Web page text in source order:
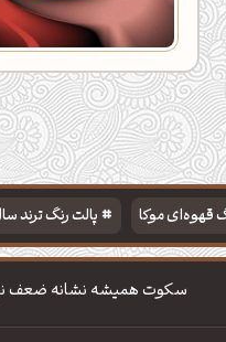
قهوه‌ای موکا پالت رنگ ترند
سکوت همیشه نشانه ضعف